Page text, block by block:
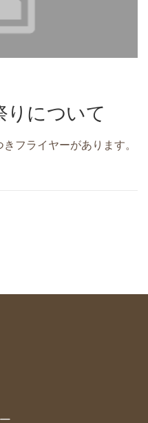
について
フライヤーがあります。